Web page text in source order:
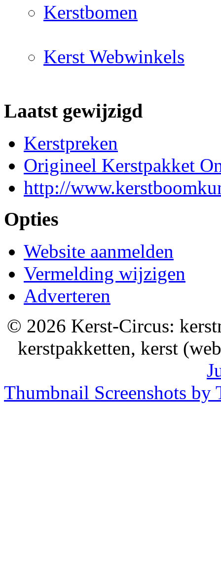
Kerstbomen
Kerst Webwinkels
Laatst gewijzigd
Kerstpreken
Origineel Kerstpakket
http://
Opties
Website aanmelden
Vermelding wijzigen
Adverteren
© 2026 Kerst-Circus:
kerstpakketten, kerst
Thumbnail Screenshots by